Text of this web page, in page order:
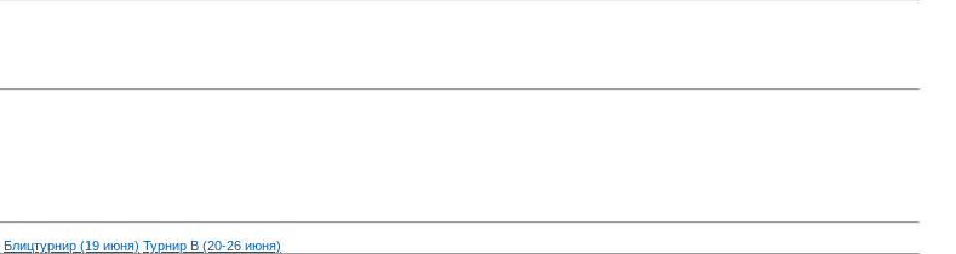
Блицтурнир (19 июня) Турнир B (20-26 июня)